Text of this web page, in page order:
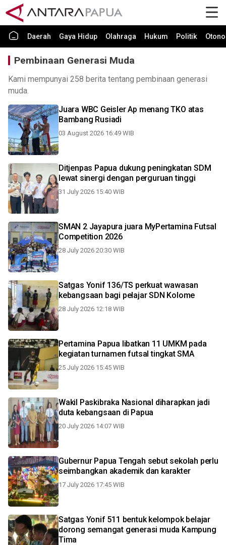
Daerah Gaya Hidup Olahraga Hukum Politik
Pembinaan Generasi Muda
Kami mempunyai 258 berita tentang pembinaan generasi
muda.
Juara WBC Geisler Ap menang TKO atas
Bambang Rusiadi
03 August 2026 16:49 WIB
Ditjenpas Papua dukung peningkatan SDM
lewat sinergi dengan perguruan tinggi
31 July 2026 15:40 WIB
SMAN 2 Jayapura juara MyPertamina Futsal
Competition 2026
28 July 2026 20:30 WIB
Satgas Yonif 136/TS perkuat wawasan
kebangsaan bagi pelajar SDN Kolome
28 July 2026 12:18 WIB
Pertamina Papua libatkan 11 UMKM pada
kegiatan turnamen futsal tingkat SMA
25 July 2026 15:45 WIB
Wakil Paskibraka Nasional diharapkan jadi
duta kebangsaan di Papua
20 July 2026 14:07 WIB
Gubernur Papua Tengah sebut sekolah perlu
seimbangkan akademik dan karakter
17 July 2026 17:45 WIB
Satgas Yonif 511 bentuk kelompok belajar
dorong semangat generasi muda Kampung
Tima